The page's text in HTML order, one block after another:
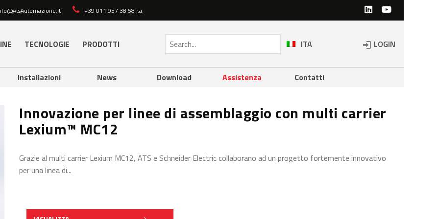
+39 011 957 38 58 r.a.
TECNOLOGIE PRODOTTI ITA LOGIN
Installazioni News Download Assistenza Contatti
DI ASSEMBLAGGIO CON
MC12
Innovazione per linee di assemblaggio con multi carrier
Lexium™ MC12
Grazie al multi carrier Lexium MC12, ATS e Schneider Electric collaborano ad un progetto fortemente innovativo
per una linea di...